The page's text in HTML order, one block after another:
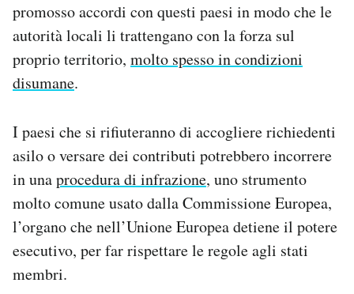
promosso accordi con questi paesi in modo che le
autorità locali li trattengano con la forza sul
proprio territorio, molto spesso in condizioni
disumane.
I paesi che si rifiuteranno di accogliere richiedenti
asilo o versare dei contributi potrebbero incorrere
in unaprocedura di infrazione, uno strumento
molto comune usato dalla Commissione Europea,
l’organo che nell’Unione Europea detiene il potere
esecutivo, per far rispettare le regole agli stati
membri.